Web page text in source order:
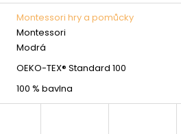
Montessori hry a pomůcky
Montessori
Modrá
OEKO-TEX® Standard 100
100 % bavlna